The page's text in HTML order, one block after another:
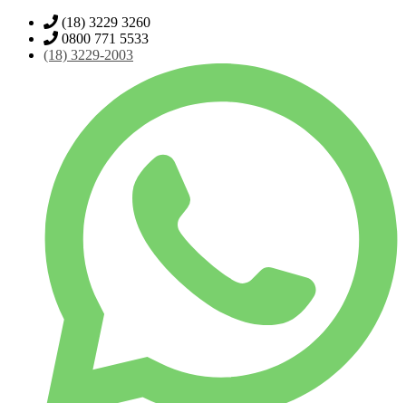
(18) 3229 3260
0800 771 5533
(18) 3229-2003